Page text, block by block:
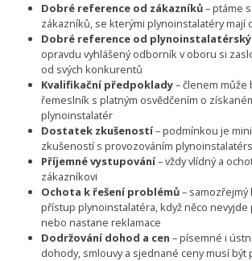
Dobré reference od zákazníků– ptáme
zákazníků, se kterými plynoinstalatéry mají
Dobré reference od
opravdu vyhlášený odborník v oboru si
od svých konkurentů
Kvalifikační předpoklady– členem může
řemeslník s platným osvědčením o
plynoinstalatér
Dostatek zkušeností– podmínkou je
zkušeností s provozováním
Příjemné vystupování– vždy vlídný a
zákazníkovi
Ochota k řešení problémů– samozřejmý
přístup plynoinstalatéra, když něco nevyjde
nebo nastane reklamace
Dodržování dohod a cen – písemné i
dohody, smlouvy a sjednané ceny musí být